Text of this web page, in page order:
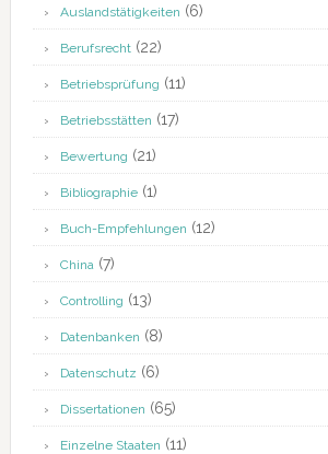
Auslandstätigkeiten (6)
Berufsrecht(22)
Betriebsprüfung (11)
Betriebsstätten (17)
Bewertung (21)
Bibliographie(1)
Buch-Empfehlungen (12)
China(7)
Controlling (13)
Datenbanken (8)
Datenschutz (6)
Dissertationen (65)
Einzelne Staaten (11)